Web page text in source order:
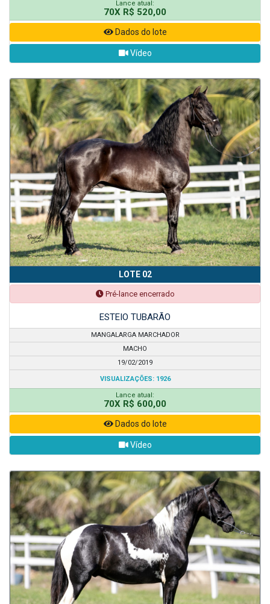
Lance atual:
70X R$ 520,00
Dados do lote
Vídeo
LOTE 02
Pré-lance encerrado
ESTEIO TUBARÃO
MANGALARGA MARCHADOR
MACHO
19/02/2019
VISUALIZAÇÕES: 1926
Lance atual:
70X R$ 600,00
Dados do lote
Vídeo